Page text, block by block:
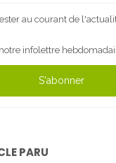
au courant de
infolettre
S'abonner
PARU